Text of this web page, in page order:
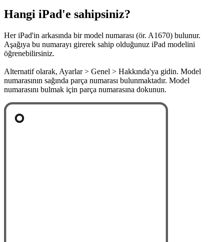
Hangi iPad'e sahipsiniz?
Her iPad'in arkasında bir model numarası (ör. A1670) bulunur.
Aşağıya bu numarayı girerek sahip olduğunuz iPad modelini
öğrenebilirsiniz.
Alternatif olarak, Ayarlar > Genel > Hakkında'ya gidin. Model
numarasının sağında parça numarası bulunmaktadır. Model
numarasını bulmak için parça numarasına dokunun.